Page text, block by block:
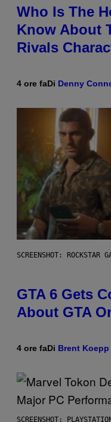
Who Is The
Know About
Rivals
4 ore faDi Denny
SCREENSHOT: ROCKSTAR
GTA 6 Gets
About GTA
4 ore faDi Brent Koepp
SCREENSHOT: